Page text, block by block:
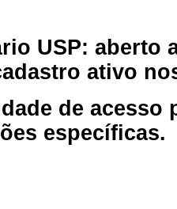
USP: aberto
ativo
de
específicas.